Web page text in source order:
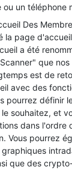
un téléphone
Des
la page
a été
que
est de
avec des
pourrez définir
souhaitez, et
dans l'ordre
Vous pourrez
que des